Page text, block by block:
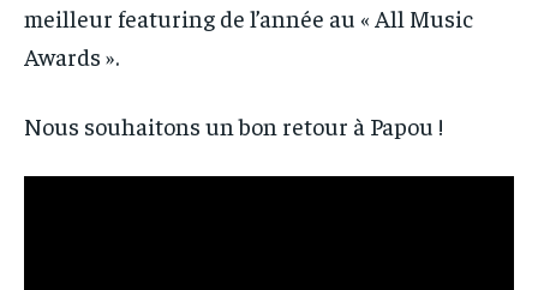
meilleur featuring de l’année au « All Music
Awards ».
Nous souhaitons un bon retour à Papou !